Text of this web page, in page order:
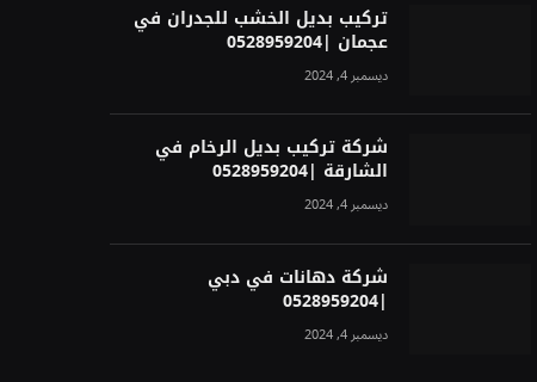
تركيب بديل الخشب للجدران في
عجمان |0528959204
ديسمبر 4, 2024
شركة تركيب بديل الرخام في
الشارقة |0528959204
ديسمبر 4, 2024
شركة دهانات في دبي
|0528959204
ديسمبر 4, 2024